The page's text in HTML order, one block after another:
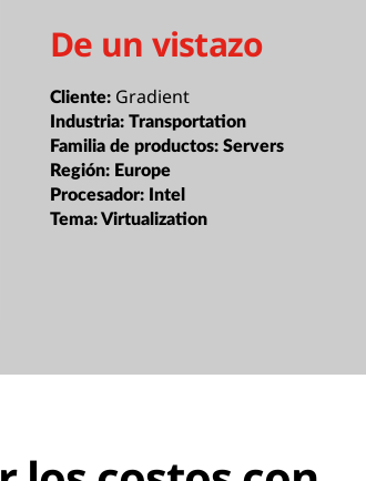
De un vistazo
Cliente: Gradient
Industria:Transportation
Familia de productos:Servers
Región: Europe
Procesador: Intel
Tema:Virtualization